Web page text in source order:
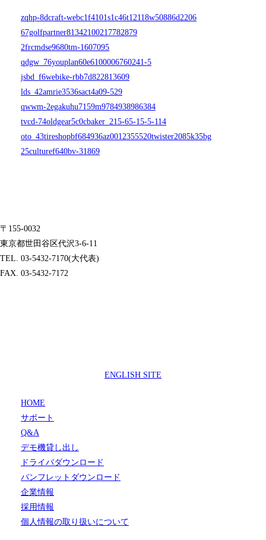
zqhp-8dcraft-webc1f4101s1c46t12118w50886d2206
67golfpartner81342100217782879
2frcmdse9680tm-1607095
qdgw_76youplan60e6100006760241-5
jsbd_f6webike-rbb7d822813609
lds_42amrie3536sact4a09-529
qwwm-2egakuhu7159m9784938986384
tvcd-74oldgear5c0cbaker_215-65-15-5-114
oto_43tireshopbf684936az0012355520twister2085k35bg
25culturef640bv-31869
〒155-0032
東京都世田谷区代沢3-6-11
TEL. 03-5432-7170(大代表)
FAX. 03-5432-7172
ENGLISH SITE
HOME
サポート
Q&A
デモ機貸し出し
ドライバダウンロード
パンフレットダウンロード
企業情報
採用情報
個人情報の取り扱いについて